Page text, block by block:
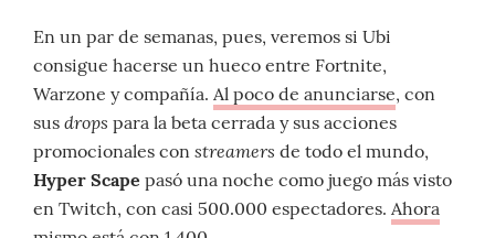
En un par de semanas, pues, veremos si Ubi
consigue hacerse un hueco entre Fortnite,
Warzone y compañía. Al poco de anunciarse, con
sus drops para la beta cerrada y sus acciones
promocionales con streamers de todo el mundo,
Hyper Scape pasó una noche como juego más visto
en Twitch, con casi 500.000 espectadores. Ahora